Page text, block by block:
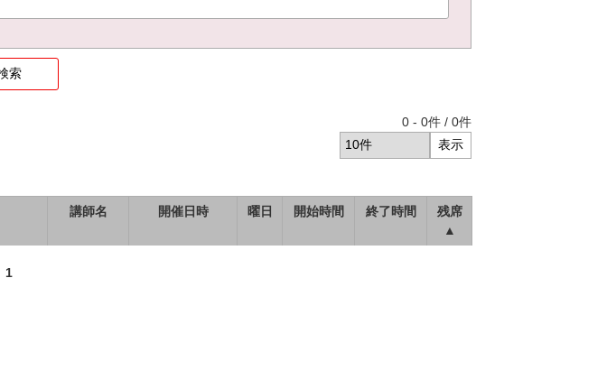
0 - 0件 / 0件
講師名 開催日時 曜日 開始時間 終了時間
残席
▲
1